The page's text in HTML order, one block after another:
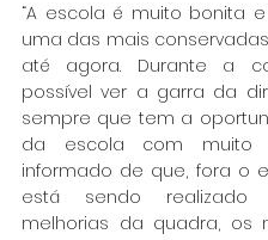
“A escola é muito bonita
uma das mais
até agora. Durante a
possível ver a garra da
sempre que tem a
da escola com muito
informado de que, fora o
está sendo
melhorias da quadra, os